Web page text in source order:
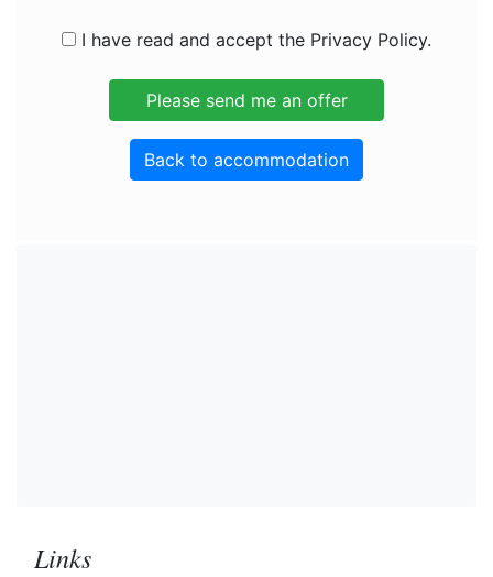
I have read and accept the Privacy Policy.
Back to accommodation
Links